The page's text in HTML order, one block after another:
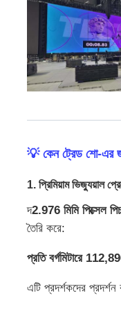
বহিরঙ্গন এলইডি ডিসপ্লে
বহিরঙ্গন নেতৃত্বাধীন
💡 কেন ট্রেড শো-এর
1. প্রিমিয়াম ভিজ্যুয়াল
দ2.976 মিমি পিক্সেল
তৈরি করে:
প্রতি বর্গমিটারে
এটি প্রদর্শকদের